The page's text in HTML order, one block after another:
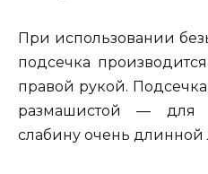
При использовании
подсечка
правой рукой.
размашистой — для
слабину очень длинной